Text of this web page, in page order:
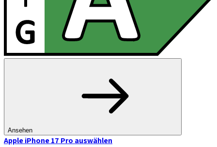
Ansehen
Apple iPhone 17 Pro auswählen